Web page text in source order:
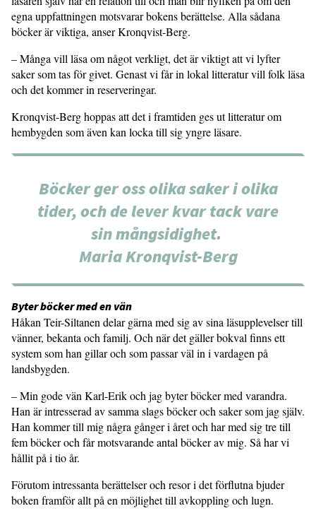
egna uppfattningen motsvarar bokens berättelse. Alla sådana
böcker är viktiga, anser Kronqvist-Berg.
– Många vill läsa om något verkligt, det är viktigt att vi lyfter
saker som tas för givet. Genast vi får in lokal litteratur vill folk läsa
och det kommer in reserveringar.
Kronqvist-Berg hoppas att det i framtiden ges ut litteratur om
hembygden som även kan locka till sig yngre läsare.
Böcker ger oss olika saker i olika
tider, och de lever kvar tack vare
sin mångsidighet.
Maria Kronqvist-Berg
Byter böcker med en vän
Håkan Teir-Siltanen delar gärna med sig av sina läsupplevelser till
vänner, bekanta och familj. Och när det gäller bokval finns ett
system som han gillar och som passar väl in i vardagen på
landsbygden.
– Min gode vän Karl-Erik och jag byter böcker med varandra.
Han är intresserad av samma slags böcker och saker som jag själv.
Han kommer till mig några gånger i året och har med sig tre till
fem böcker och får motsvarande antal böcker av mig. Så har vi
hållit på i tio år.
Förutom intressanta berättelser och resor i det förflutna bjuder
boken framför allt på en möjlighet till avkoppling och lugn.